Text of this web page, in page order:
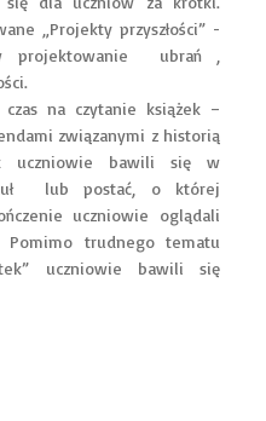
„Projekty przyszłości” -
projektowanie ubrań ,
na czytanie książek –
związanymi z historią
uczniowie bawili się w
lub postać, o której
uczniowie oglądali
trudnego tematu
uczniowie bawili się